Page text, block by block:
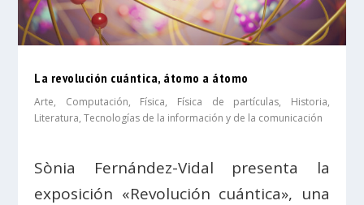
La revolución cuántica, átomo a átomo
Arte, Computación, Física, Física de partículas, Historia,
Literatura,Tecnologías de la información y de la comunicación
Sònia Fernández-Vidal presenta la
exposición «Revolución cuántica», una